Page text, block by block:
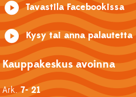
Tavastila Facebookissa
Kysy tai anna palautetta
Kauppakeskus avoinna
Ark.7- 21